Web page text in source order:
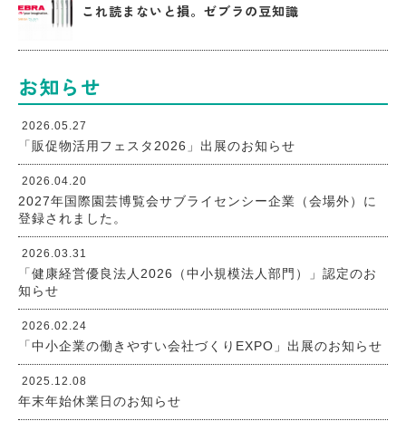
これ読まないと損。ゼブラの豆知識
お知らせ
2026.05.27
「販促物活用フェスタ2026」出展のお知らせ
2026.04.20
2027年国際園芸博覧会サブライセンシー企業（会場外）に
登録されました。
2026.03.31
「健康経営優良法人2026（中小規模法人部門）」認定のお
知らせ
2026.02.24
「中小企業の働きやすい会社づくりEXPO」出展のお知らせ
2025.12.08
年末年始休業日のお知らせ